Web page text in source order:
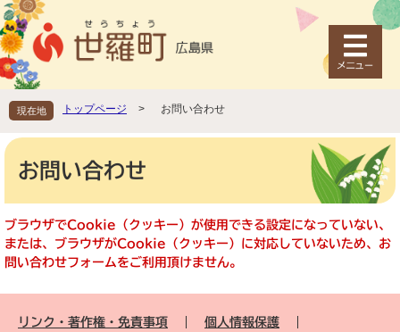
ペ
ー
ジ
の
頭
で
す
メ
ニ
ュ
ー
飛
ば
し
現在地 トップページ > お問い合わせ
本
お問い合わせ
ブラウザでCookie（クッキー）が使用できる設定になっていない、
または、ブラウザがCookie（クッキー）に対応していないため、お
問い合わせフォームをご利用頂けません。
リンク・著作権・免責事項
個人情報保護